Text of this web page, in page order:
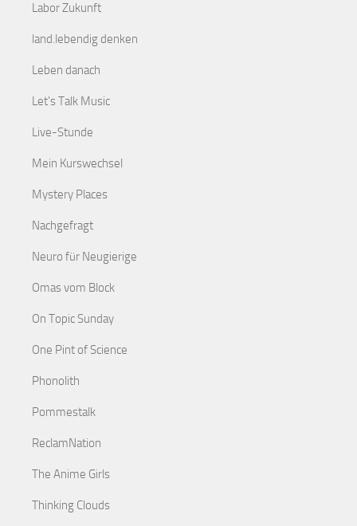
Labor Zukunft
land.lebendig denken
Leben danach
Let's Talk Music
Live-Stunde
Mein Kurswechsel
Mystery Places
Nachgefragt
Neuro für Neugierige
Omas vom Block
On Topic Sunday
One Pint of Science
Phonolith
Pommestalk
ReclamNation
The Anime Girls
Thinking Clouds